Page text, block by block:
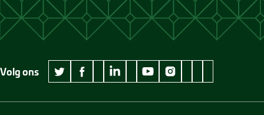
Volg ons
twitter Museum Jan Cunen
facebook Museum Jan Cunen
wikipedia Museum Jan Cunen
linkedin Museum Jan Cunen
googleplus Museum Jan Cunen
youtube Museum Jan Cunen
instagram Museum